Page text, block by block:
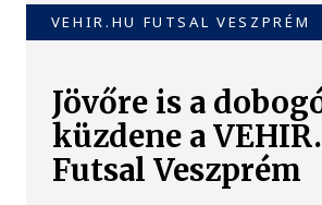
VEHIR.HU FUTSAL VESZPRÉM
Jövőre is a
küzdene a
Futsal Veszprém